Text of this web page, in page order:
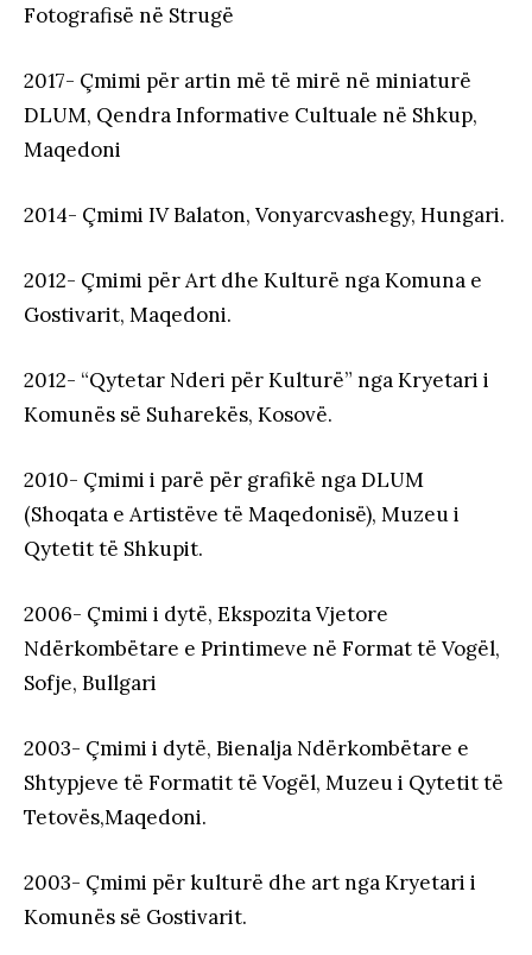
Fotografisë në Strugë
2017- Çmimi për artin më të mirë në miniaturë
DLUM, Qendra Informative Cultuale në Shkup,
Maqedoni
2014- Çmimi IV Balaton, Vonyarcvashegy, Hungari.
2012- Çmimi për Art dhe Kulturë nga Komuna e
Gostivarit, Maqedoni.
2012- “Qytetar Nderi për Kulturë” nga Kryetari i
Komunës së Suharekës, Kosovë.
2010- Çmimi i parë për grafikë nga DLUM
(Shoqata e Artistëve të Maqedonisë), Muzeu i
Qytetit të Shkupit.
2006- Çmimi i dytë, Ekspozita Vjetore
Ndërkombëtare e Printimeve në Format të Vogël,
Sofje, Bullgari
2003- Çmimi i dytë, Bienalja Ndërkombëtare e
Shtypjeve të Formatit të Vogël, Muzeu i Qytetit të
Tetovës,Maqedoni.
2003- Çmimi për kulturë dhe art nga Kryetari i
Komunës së Gostivarit.